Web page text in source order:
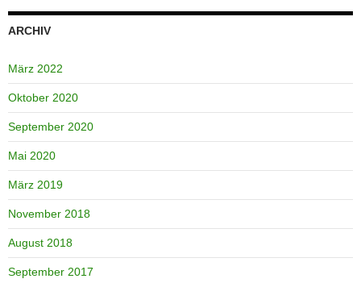
ARCHIV
März 2022
Oktober 2020
September 2020
Mai 2020
März 2019
November 2018
August 2018
September 2017